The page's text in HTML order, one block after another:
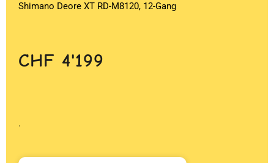
Shimano Deore XT RD-M8120, 12-Gang
CHF 4'199
.